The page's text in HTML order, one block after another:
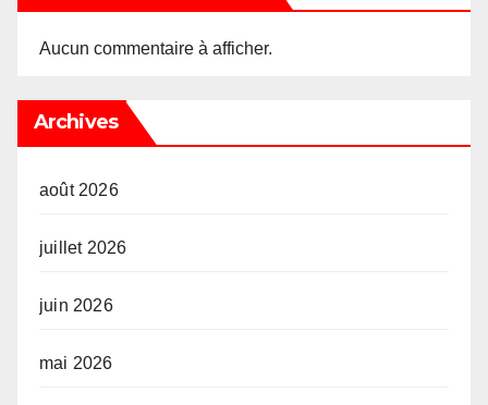
Aucun commentaire à afficher.
Archives
août 2026
juillet 2026
juin 2026
mai 2026